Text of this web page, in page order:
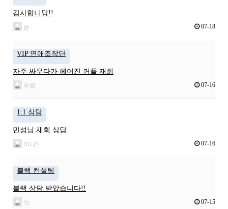
감사합니당!!
윤 07-18
VIP 연애조작단
자주 싸우다가 헤어진 커플 재회
주희 07-16
1:1 상담
민성님 재회 상담
미나5 07-16
블랙 컨설팅
블랙 상담 받았습니다!!
익 07-15